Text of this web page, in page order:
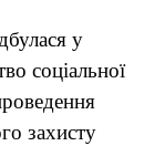
у
соціальної
захисту